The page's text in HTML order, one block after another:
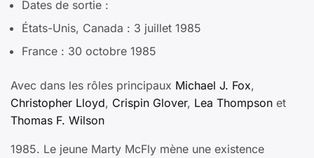
Dates de sortie :
États-Unis, Canada : 3 juillet 1985
France : 30 octobre 1985
Avec dans les rôles principaux Michael J. Fox,
Christopher Lloyd, Crispin Glover, Lea Thompson et
Thomas F. Wilson
1985. Le jeune Marty McFly mène une existence